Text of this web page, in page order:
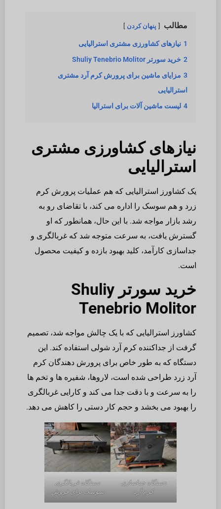
مطالب پنهان کردن
1 نیازهای کشاورزی مشتری استرالیایی
2 خرید سورتر Shuliy Tenebrio Molitor
3 مزایای ماشین برای پرورش کرم آرد مشتری
استرالیایی
4 لیست ماشین آلات برای استرالیا
نیازهای کشاورزی مشتری
استرالیایی
یک کشاورز استرالیایی که هم عملیات پرورش کرم
زرد و هم سوسک را اداره می کند، با تقاضای رو به
رشد بازار مواجه شد. با این حال، همانطور که او
گسترش یافت، به سرعت متوجه شد که غربالگری و
جداسازی کارآمد، کلید بهبود بازده و کیفیت محصول
است.
خرید سورتر Shuliy
Tenebrio Molitor
کشاورز استرالیایی که با یک چالش مواجه شد، تصمیم
گرفت از جداکننده کرم آرد شولی استفاده کند. این
دستگاه که به طور خاص برای پرورش دهندگان کرم
آرد زرد طراحی شده است، لاروها، شفیره ها و تخم ها
را به سرعت و با دقت جدا می کند و کارایی غربالگری
را بهبود می بخشد و حجم کار دستی را کاهش می دهد.
دستگاه جداسازی
کرم آرد
دستگاه غربالگری
سوسک برای فروش